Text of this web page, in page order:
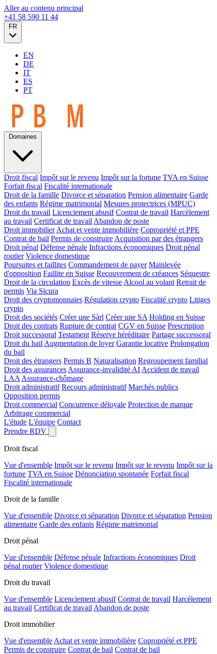
Aller au contenu principal
+41 58 590 11 44
EN
DE
IT
ES
PT
Droit fiscal Impôt sur le revenu Impôt sur la fortune TVA en Suisse
Forfait fiscal Fiscalité internationale
Droit de la famille Divorce et séparation Pension alimentaire Garde
des enfants Régime matrimonial Mesures protectrices (MPUC)
Droit du travail Licenciement abusif Contrat de travail Harcèlement
au travail Certificat de travail Abandon de poste
Droit immobilier Achat et vente immobilière Copropriété et PPE
Contrat de bail Permis de construire Acquisition par des étrangers
Droit pénal Défense pénale Infractions économiques Droit pénal
routier Violence domestique
Poursuites et faillites Commandement de payer Mainlevée
d'opposition Faillite en Suisse Recouvrement de créances Séquestre
Droit de la circulation Excès de vitesse Alcool au volant Retrait de
permis Via Sicura
Droit des cryptomonnaies Régulation crypto Fiscalité crypto Litiges
crypto
Droit des sociétés Créer une Sàrl Créer une SA Holding en Suisse
Droit des contrats Rupture de contrat CGV en Suisse Prescription
Droit successoral Testament Réserve héréditaire Partage successoral
Droit du bail Augmentation de loyer Garantie locative Prolongation
du bail
Droit des étrangers Permis B Naturalisation Regroupement familial
Droit des assurances Assurance-invalidité AI Accident de travail
LAA Assurance-chômage
Droit administratif Recours administratif Marchés publics
Opposition permis
Droit commercial Concurrence déloyale Protection de marque
Arbitrage commercial
L'étude L'équipe Contact
Prendre RDV
Droit fiscal
Vue d'ensemble Impôt sur le revenu Impôt sur le revenu Impôt sur la
fortune TVA en Suisse Dénonciation spontanée Forfait fiscal
Fiscalité internationale
Droit de la famille
Vue d'ensemble Divorce et séparation Divorce et séparation Pension
alimentaire Garde des enfants Régime matrimonial
Droit pénal
Vue d'ensemble Défense pénale Infractions économiques Droit
pénal routier Violence domestique
Droit du travail
Vue d'ensemble Licenciement abusif Contrat de travail Harcèlement
au travail Certificat de travail Abandon de poste
Droit immobilier
Vue d'ensemble Achat et vente immobilière Copropriété et PPE
Permis de construire Contrat de bail Contrat de bail